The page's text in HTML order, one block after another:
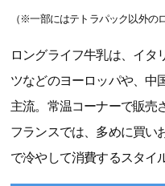
（※一部にはテトラパック以外の
ロングライフ牛乳は、イタ
ツなどのヨーロッパや、中
主流。常温コーナーで販売
フランスでは、多めに買い
で冷やして消費するスタイ